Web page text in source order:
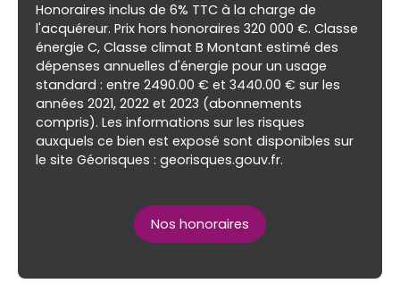
Honoraires inclus de 6% TTC à la charge de
l'acquéreur. Prix hors honoraires 320 000 €. Classe
énergie C, Classe climat B Montant estimé des
dépenses annuelles d'énergie pour un usage
standard : entre 2490.00 € et 3440.00 € sur les
années 2021, 2022 et 2023 (abonnements
compris). Les informations sur les risques
auxquels ce bien est exposé sont disponibles sur
le site Géorisques : georisques.gouv.fr.
Nos honoraires